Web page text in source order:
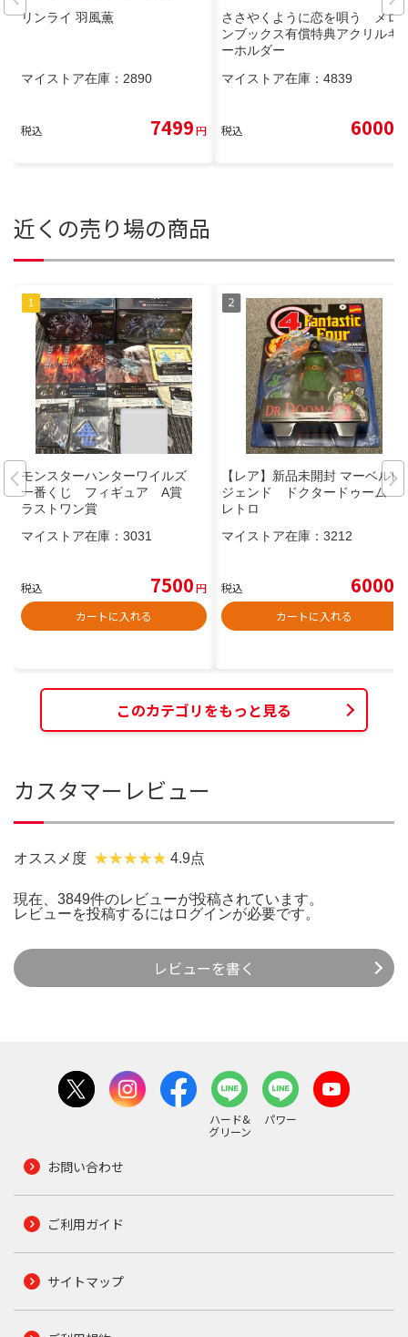
リンライ 羽風薫
マイストア在庫： 2890
税込 7499円
ささやくように恋を唄う メロ
ンブックス有償特典アクリルキ
ーホルダー
マイストア在庫： 4839
税込 6000
近くの売り場の商品
モンスターハンターワイルズ
一番くじ フィギュア A賞
ラストワン賞
マイストア在庫： 3031
税込 7500円
カートに入れる
【レア】新品未開封 マーベルレ
ジェンド ドクタードゥーム
レトロ
マイストア在庫： 3212
税込 6000
カートに入れる
このカテゴリをもっと見る
カスタマーレビュー
オススメ度 4.9点
現在、3849件のレビューが投稿されています。
レビューを投稿するには ログインが必要です。
レビューを書く
ハード&
グリーン
パワー
お問い合わせ
ご利用ガイド
サイトマップ